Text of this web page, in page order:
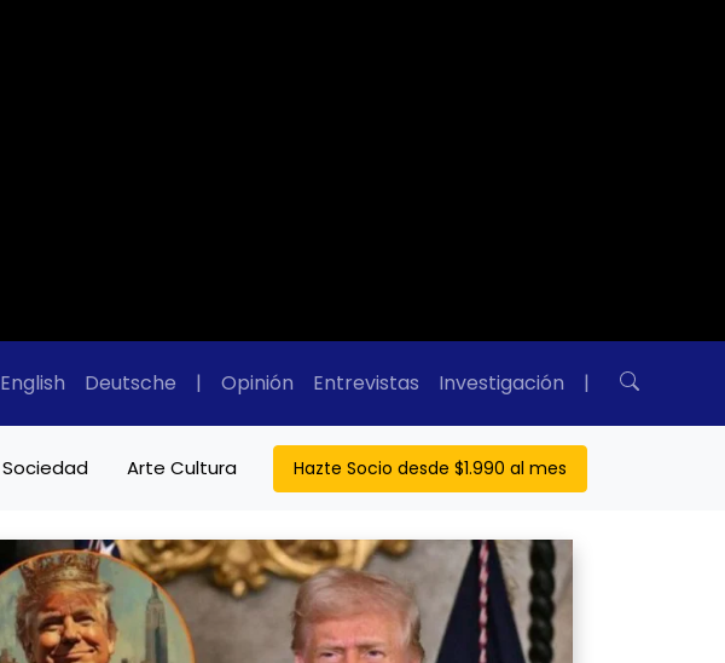
English Deutsche | Opinión Entrevistas Investigación |
Sociedad Arte Cultura Hazte Socio desde $1.990 al mes